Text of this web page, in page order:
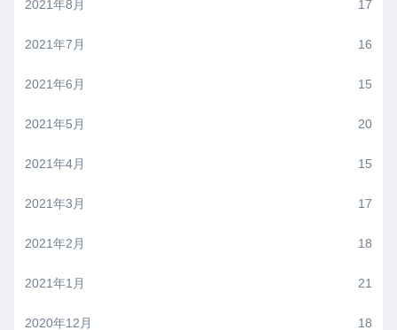
2021年8月 17
2021年7月 16
2021年6月 15
2021年5月 20
2021年4月 15
2021年3月 17
2021年2月 18
2021年1月 21
2020年12月 18